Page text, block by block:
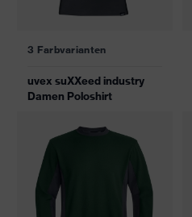
3 Farbvarianten
uvex suXXeed industry
Damen Poloshirt